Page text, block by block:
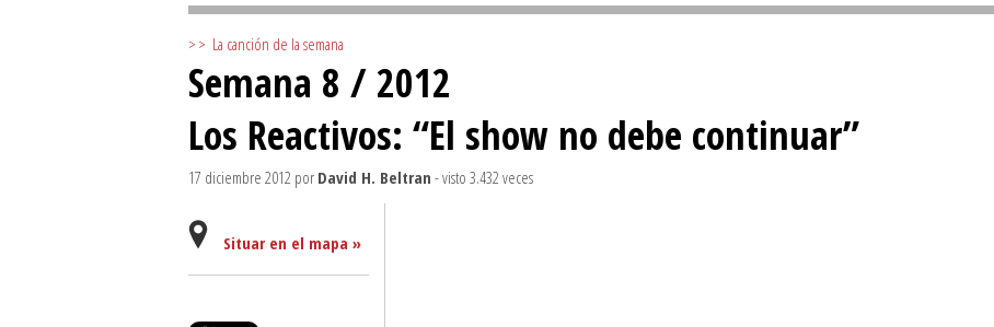
Sivan...
>> La canción de la semana
Semana 8 / 2012
Los Reactivos: “El show no debe continuar”
17 diciembre 2012 por David H. Beltran - visto 3.432 veces
Situar en el mapa »